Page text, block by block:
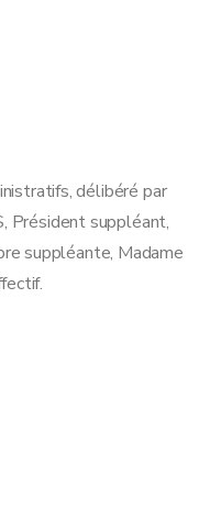
délibéré par
Président suppléant,
suppléante, Madame